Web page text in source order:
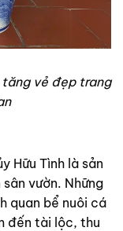
tăng vẻ đẹp trang
Hữu Tình là sản
vườn. Những
quan bể nuôi cá
đến tài lộc, thu